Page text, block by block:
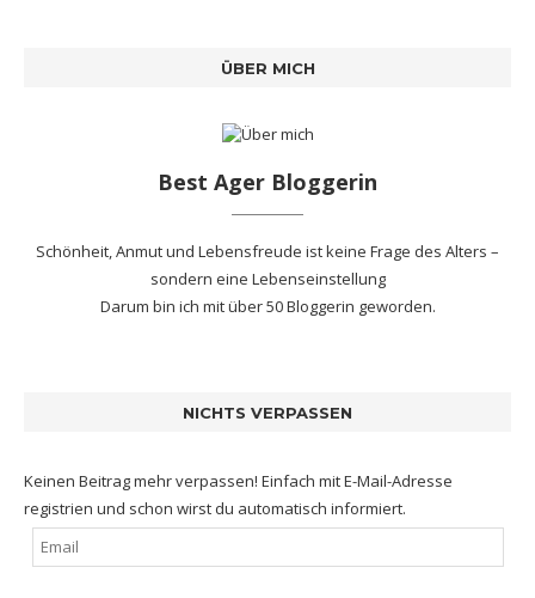
ÜBER MICH
Best Ager Bloggerin
Schönheit, Anmut und Lebensfreude ist keine Frage des Alters –
sondern eine Lebenseinstellung
Darum bin ich mitüber 50 Bloggerin geworden.
NICHTS VERPASSEN
Keinen Beitrag mehr verpassen! Einfach mit E-Mail-Adresse
registrien und schon wirst du automatisch informiert.